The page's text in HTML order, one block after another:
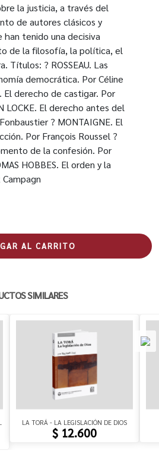
la justicia, a través del
de autores clásicos y
tenido una decisiva
de la filosofía, la política, el
democrática. Por Céline
El derecho de castigar. Por
LOCKE. El derecho antes del
? MONTAIGNE. El
Por François Roussel ?
de la confesión. Por
HOBBES. El orden y la
AL CARRITO
SIMILARES
LA TORÁ - LA LEGISLACIÓN DE DIOS
$ 12.600